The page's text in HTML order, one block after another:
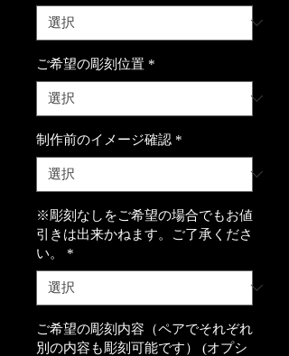
ご希望の彫刻位置 *
制作前のイメージ確認 *
※彫刻なしをご希望の場合でもお値
引きは出来かねます。ご了承くださ
い。
*
ご希望の彫刻内容（ペアでそれぞれ
別の内容も彫刻可能です） (オプシ